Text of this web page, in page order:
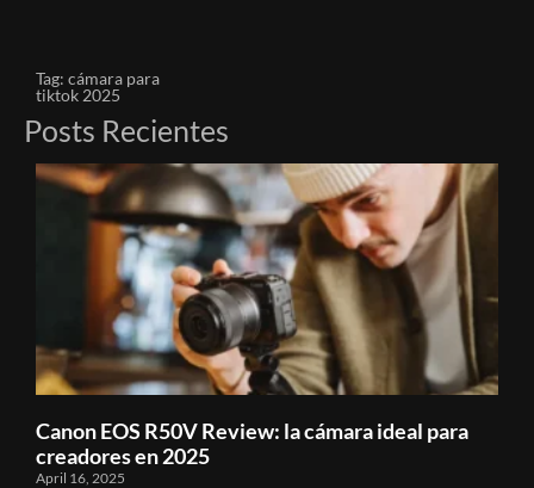
Tag: cámara para
tiktok 2025
Posts Recientes
Canon EOS R50V Review: la cámara ideal para
creadores en 2025
April 16, 2025